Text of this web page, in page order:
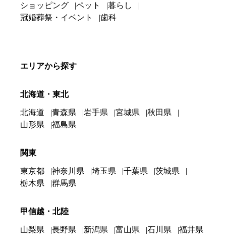
ショッピング
ペット
暮らし
冠婚葬祭・イベント
歯科
エリアから探す
北海道・東北
北海道 青森県 岩手県 宮城県
秋田県
山形県
福島県
関東
東京都 神奈川県 埼玉県 千葉県
茨城県
栃木県
群馬県
甲信越・北陸
山梨県 長野県 新潟県 富山県 石川県 福井県